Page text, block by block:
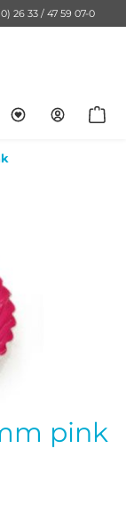
26 33 / 47 59 07-0
Du hast 0
pink